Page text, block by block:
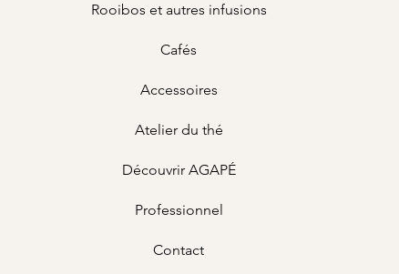
Rooibos et autres infusions
Cafés
Accessoires
Atelier du thé
Découvrir AGAPÉ
Professionnel
Contact